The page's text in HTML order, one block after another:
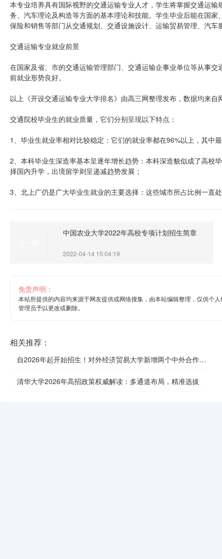
本专业培养具有国际视野的交通运输专业人才，学生将掌握交通运
务、汽车理论及构造等方面的基本理论和技能。学生毕业后能在国
保险和销售等部门从交通规划、交通设施设计、运输贸易管理、汽车
交通运输专业就业前景
在国家及省、市的交通运输管理部门、交通运输企事业单位等从事
前就业形势良好。
以上《开设交通运输专业大学排名》由高三网整理发布，数据均来
交通院校毕业生的就业质量，它们分别呈现以下特点：
1、毕业生就业率相对比较稳定：它们的就业率都在96%以上，其中
2、本科毕业生深造率基本呈逐年增长趋势：本科深造貌似成了高校
择国内升学，出境留学则呈递减趋势发展；
3、北上广仍是广大毕业生就业的主要选择：这些城市所占比例一直
中国农业大学2022年高校专项计划招生简章
2022-04-14 15:04:19
免责声明：
本站所提供的内容均来源于网友提供或网络搜集，由本站编辑整理，仅供个
管理员予以更改或删除。
相关推荐：
自2026年起开始招生！对外经济贸易大学新增两个中外合作办
学项目
清华大学2026年高招政策权威解读：多通道布局，精准选拔